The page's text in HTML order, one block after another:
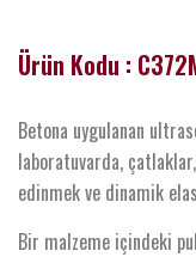
Ürün Kodu :
Betona uygulanan
laboratuvarda,
edinmek ve dinamik
Bir malzeme içindeki